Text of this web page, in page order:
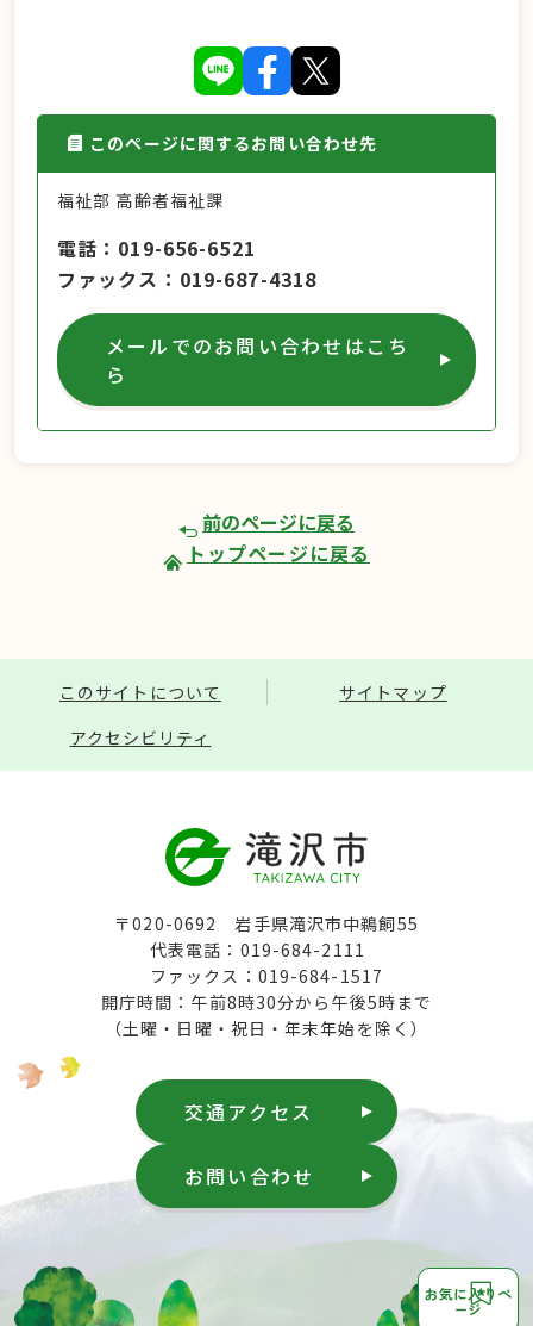
お気に入りペ
ージ
このページに関するお問い合わせ先
福祉部 高齢者福祉課
電話
019-656-6521
ファックス
019-687-4318
メールでのお問い合わせはこち
ら
前のページに戻る
トップページに戻る
このサイトについて
サイトマップ
アクセシビリティ
〒020-0692 岩手県滝沢市中鵜飼55
代表電話：019-684-2111
ファックス：019-684-1517
開庁時間：午前8時30分から午後5時まで
（土曜・日曜・祝日・年末年始を除く）
交通アクセス
お問い合わせ